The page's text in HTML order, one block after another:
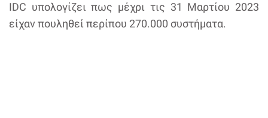
IDC υπολογίζει πως μέχρι τις 31 Μαρτίου 2023
είχαν πουληθεί περίπου 270.000 συστήματα.